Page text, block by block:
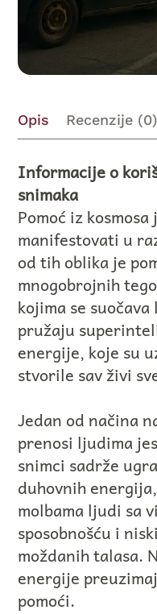
Opis Recenzije (0)
Informacije o
snimaka
Pomoć iz
manifestovati u
od tih oblika je
mnogobrojnih
kojima se
pružaju
energije, koje su
stvorile sav živi
Jedan od načina
prenosi ljudima
snimci sadrže
duhovnih
molbama ljudi sa
sposobnošću i
moždanih talasa.
energije
pomoći.